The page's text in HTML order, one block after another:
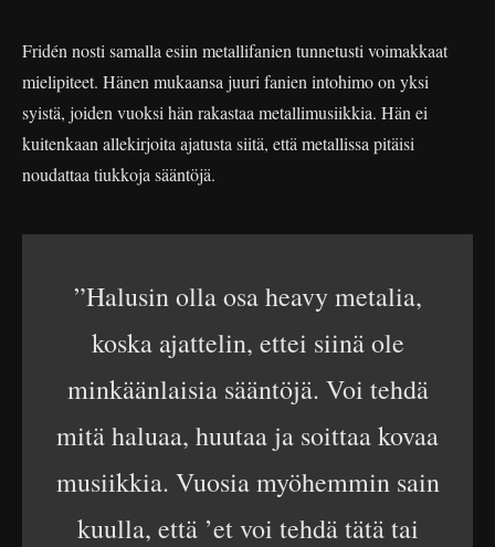
Fridén nosti samalla esiin metallifanien tunnetusti voimakkaat
mielipiteet. Hänen mukaansa juuri fanien intohimo on yksi
syistä, joiden vuoksi hän rakastaa metallimusiikkia. Hän ei
kuitenkaan allekirjoita ajatusta siitä, että metallissa pitäisi
noudattaa tiukkoja sääntöjä.
”Halusin olla osa heavy metalia,
koska ajattelin, ettei siinä ole
minkäänlaisia sääntöjä. Voi tehdä
mitä haluaa, huutaa ja soittaa kovaa
musiikkia. Vuosia myöhemmin sain
kuulla, että ’et voi tehdä tätä tai